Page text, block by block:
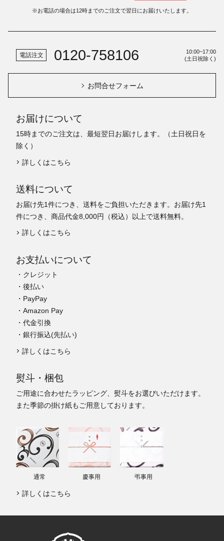
※お電話の場合は12時までのご注文で翌日にお届けいたします。
電話注文 0120-758106
10:00~17:00
(土日祝除く)
お問合せフォーム
お届けについて
15時までのご注文は、最短翌日お届けします。（土日祝日を
除く）
詳しくはこちら
送料について
お届け先1件につき、送料をご負担いただきます。お届け先1
件につき、商品代金8,000円（税込）以上で送料無料。
詳しくはこちら
お支払いについて
・クレジット
・後払い
・PayPay
・Amazon Pay
・代金引換
・銀行振込(先払い)
詳しくはこちら
熨斗・梱包
ご用途に合わせたラッピング、熨斗をお選びいただけます。
また季節の掛け紙もご用意しております。
通常 慶事用 弔事用
詳しくはこちら